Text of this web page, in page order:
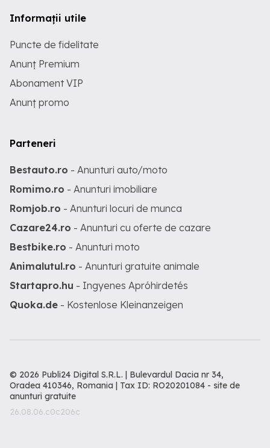
Informații utile
Puncte de fidelitate
Anunț Premium
Abonament VIP
Anunț promo
Parteneri
Bestauto.ro - Anunturi auto/moto
Romimo.ro - Anunturi imobiliare
Romjob.ro - Anunturi locuri de munca
Cazare24.ro - Anunturi cu oferte de cazare
Bestbike.ro - Anunturi moto
Animalutul.ro - Anunturi gratuite animale
Startapro.hu - Ingyenes Apróhirdetés
Quoka.de - Kostenlose Kleinanzeigen
© 2026 Publi24 Digital S.R.L. | Bulevardul Dacia nr 34,
Oradea 410346, Romania | Tax ID: RO20201084 - site de
anunturi gratuite
26.08.06.c0c206c